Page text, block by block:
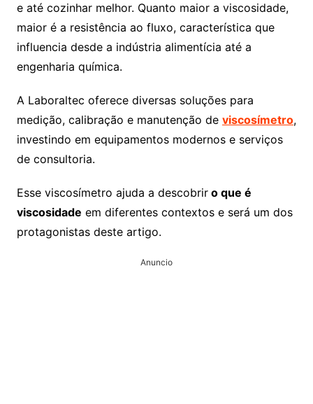
e até cozinhar melhor. Quanto maior a viscosidade,
maior é a resistência ao fluxo, característica que
influencia desde a indústria alimentícia até a
engenharia química.
A Laboraltec oferece diversas soluções para
medição, calibração e manutenção de viscosímetro,
investindo em equipamentos modernos e serviços
de consultoria.
Esse viscosímetro ajuda a descobriro que é
viscosidade em diferentes contextos e será um dos
protagonistas deste artigo.
Anuncio